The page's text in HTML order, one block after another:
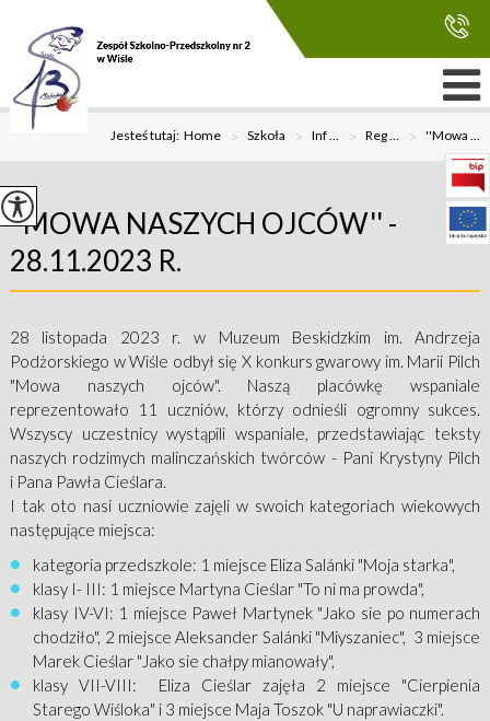
Jesteś tutaj:Home > Szkoła > Inf ... > Reg ... > ''Mowa ...
''MOWA NASZYCH OJCÓW'' -
28.11.2023 R.
28 listopada 2023 r. w Muzeum Beskidzkim im. Andrzeja
Podżorskiego w Wiśle odbył się X konkurs gwarowy im. Marii Pilch
"Mowa naszych ojców". Naszą placówkę wspaniale
reprezentowało 11 uczniów, którzy odnieśli ogromny sukces.
Wszyscy uczestnicy wystąpili wspaniale, przedstawiając teksty
naszych rodzimych malinczańskich twórców - Pani Krystyny Pilch
i Pana Pawła Cieślara.
I tak oto nasi uczniowie zajęli w swoich kategoriach wiekowych
następujące miejsca:
kategoria przedszkole: 1 miejsce Eliza Salánki "Moja starka",
klasy I- III: 1 miejsce Martyna Cieślar "To ni ma prowda",
klasy IV-VI: 1 miejsce Paweł Martynek "Jako sie po numerach
chodziło", 2 miejsce Aleksander Salánki "Miyszaniec", 3 miejsce
Marek Cieślar "Jako sie chałpy mianowały",
klasy VII-VIII: Eliza Cieślar zajęła 2 miejsce "Cierpienia
Starego Wiśloka" i 3 miejsce Maja Toszok "U naprawiaczki".